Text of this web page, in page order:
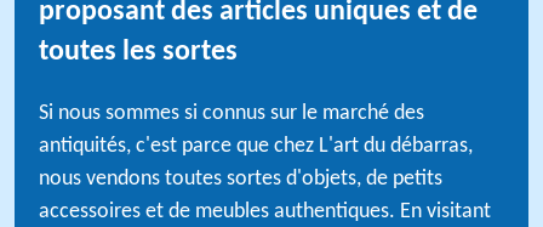
proposant des articles uniques et de
toutes les sortes
Si nous sommes si connus sur le marché des
antiquités, c'est parce que chez L'art du débarras,
nous vendons toutes sortes d'objets, de petits
accessoires et de meubles authentiques. En visitant